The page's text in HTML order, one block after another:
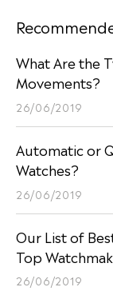
What Are the
Movements?
26/06/2019
Automatic or
Watches?
26/06/2019
Our List of
Top
26/06/2019